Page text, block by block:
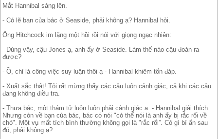
Mắt Hannibal sáng lên.
- Có lẽ bạn của bác ở Seaside, phải không ạ? Hannibal hỏi.
Ông Hitchcock im lặng một hồi rồi nói với giọng ngạc nhiên:
- Đúng vậy, cậu Jones ạ, anh ấy ở Seaside. Làm thế nào cậu đoán ra
được?
- Ồ, chỉ là công việc suy luận thôi ạ - Hannibal khiêm tốn đáp.
- Xuất sắc thật! Tôi rất mừng thấy các cậu luôn cảnh giác, cả khi các cậu
đang không điều tra.
- Thưa bác, một thám tử luôn luôn phải cảnh giác ạ. - Hannibal giải thích.
Nhưng còn về bạn của bác, bác có nói "có thể nói là anh ấy bị rắc rối về
chó". Một vụ mất tích bình thường không gọi là "rắc rối”. Có gì bí ẩn sau
đó, phải không ạ?